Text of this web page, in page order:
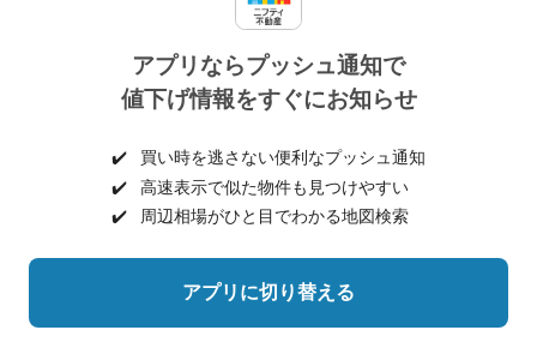
アプリならプッシュ通知で
値下げ情報をすぐにお知らせ
✔️
買い時を逃さない便利なプッシュ通知
✔️
高速表示で似た物件も見つけやすい
✔️
周辺相場がひと目でわかる地図検索
アプリに切り替える
個人情報保護ポリシー 利用規約
ヘルプ・お問い合わせ 採用情報
©NIFTY Lifestyle Co., Ltd.